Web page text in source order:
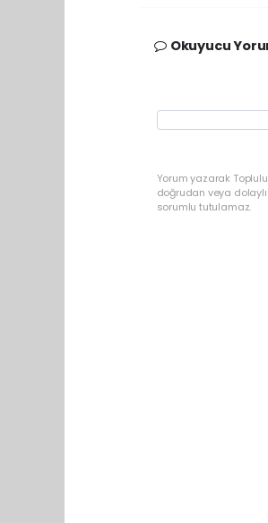
Okuyucu
Yorum yazarak
doğrudan veya
sorumlu tutulamaz.